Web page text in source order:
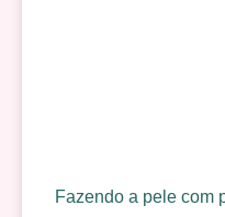
Fazendo a pele com